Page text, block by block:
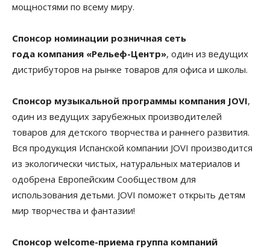
мощностями по всему миру.
Спонсор номинации розничная сеть
года компания «Рельеф-Центр», один из ведущих
дистрибуторов на рынке товаров для офиса и школы.
Спонсор музыкальной программы компания JOVI,
один из ведущих зарубежных производителей
товаров для детского творчества и раннего развития.
Вся продукция Испанской компании JOVI производится
из экологически чистых, натуральных материалов и
одобрена Европейским Сообществом для
использования детьми. JOVI поможет открыть детям
мир творчества и фантазии!
Спонсор welcome-приема группа компаний